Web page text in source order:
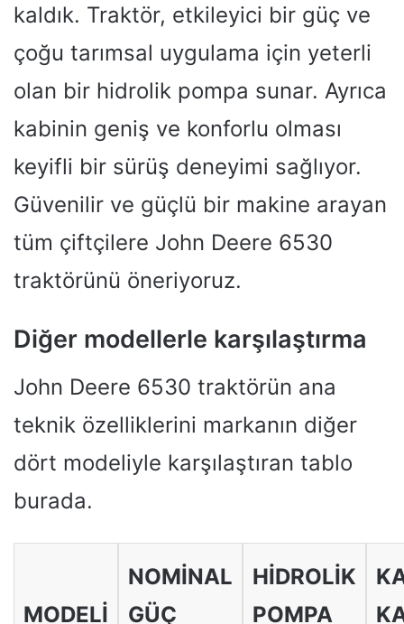
kaldık. Traktör, etkileyici bir güç ve
çoğu tarımsal uygulama için yeterli
olan bir hidrolik pompa sunar. Ayrıca
kabinin geniş ve konforlu olması
keyifli bir sürüş deneyimi sağlıyor.
Güvenilir ve güçlü bir makine arayan
tüm çiftçilere John Deere 6530
traktörünü öneriyoruz.
Diğer modellerle karşılaştırma
John Deere 6530 traktörün ana
teknik özelliklerini markanın diğer
dört modeliyle karşılaştıran tablo
burada.
MODELI
NOMINAL
GÜÇ
HIDROLIK
POMPA